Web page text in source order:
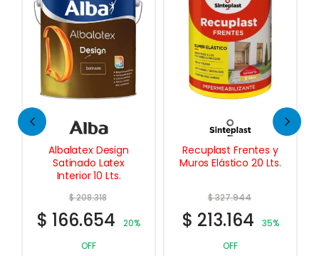
Recuplast Frentes y
Muros Elástico 20 Lts.
$327.944
$213.164
35%
OFF
Performa Latex
Interior Exterior 20
$107.341
$ 85.873
20%
OFF